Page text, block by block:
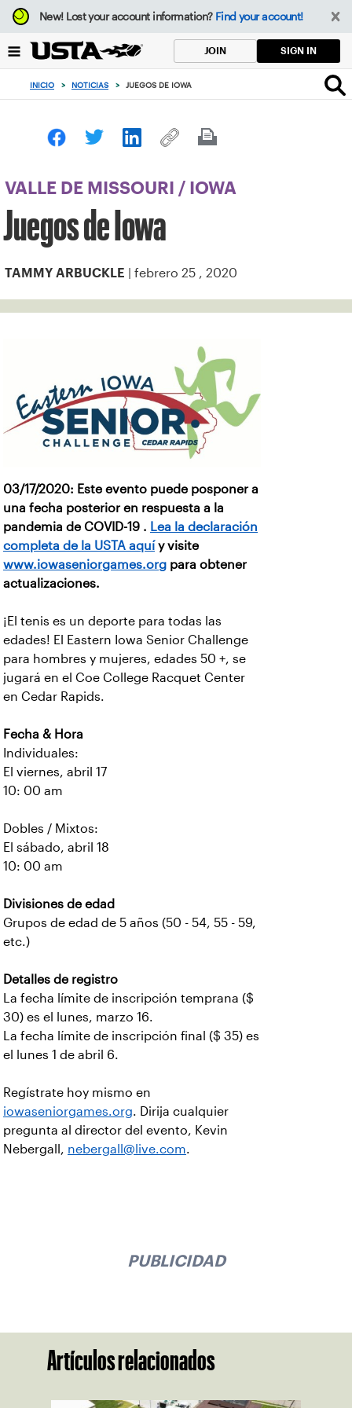
Enfoque
desde
botón
volver
principio
New!Lost your account information? Find your account!
JOIN SIGN IN
INICIO > NOTICIAS > JUEGOS DE IOWA
VALLE DE MISSOURI / IOWA
Juegos de Iowa
TAMMY ARBUCKLE | febrero 25 , 2020
03/17/2020: Este evento puede posponer a
una fecha posterior en respuesta a la
pandemia de COVID-19 . Lea la declaración
completa de la USTA aquíy visite
www.iowaseniorgames.org para obtener
actualizaciones.
¡El tenis es un deporte para todas las
edades! El Eastern Iowa Senior Challenge
para hombres y mujeres, edades 50 +, se
jugará en el Coe College Racquet Center
en Cedar Rapids.
Fecha & Hora
Individuales:
El viernes, abril 17
10: 00 am
Dobles / Mixtos:
El sábado, abril 18
10: 00 am
Divisiones de edad
Grupos de edad de 5 años (50 - 54, 55 - 59,
etc.)
Detalles de registro
La fecha límite de inscripción temprana ($
30) es el lunes, marzo 16.
La fecha límite de inscripción final ($ 35) es
el lunes 1 de abril 6.
Regístrate hoy mismo en
iowaseniorgames.org. Dirija cualquier
pregunta al director del evento, Kevin
Nebergall, nebergall@live.com.
PUBLICIDAD
Artículos relacionados